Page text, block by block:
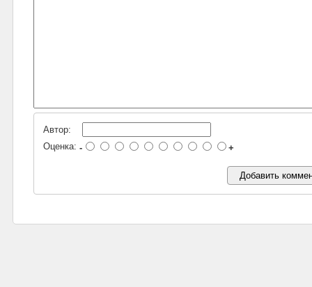
Автор:
Оценка: - +